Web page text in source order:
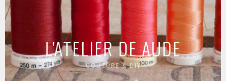
Aller
au
contenu
principal
L'ATELIER DE AUDE
COUTURE & DIY